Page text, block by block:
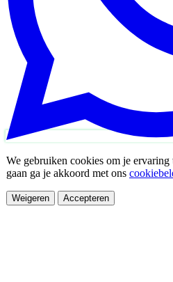
We gebruiken cookies om je
gaan ga je akkoord met ons
Weigeren Accepteren